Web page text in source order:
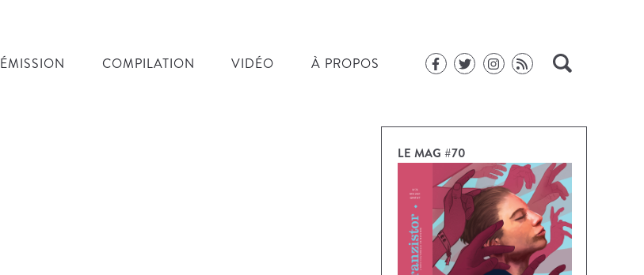
ÉMISSION COMPILATION VIDÉO À PROPOS
LE MAG #70